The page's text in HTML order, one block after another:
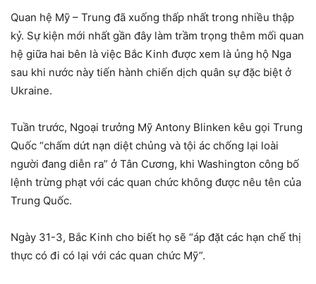
Quan hệ Mỹ – Trung đã xuống thấp nhất trong nhiều thập
kỷ. Sự kiện mới nhất gần đây làm trầm trọng thêm mối quan
hệ giữa hai bên là việc Bắc Kinh được xem là ủng hộ Nga
sau khi nước này tiến hành chiến dịch quân sự đặc biệt ở
Ukraine.
Tuần trước, Ngoại trưởng Mỹ Antony Blinken kêu gọi Trung
Quốc “chấm dứt nạn diệt chủng và tội ác chống lại loài
người đang diễn ra” ở Tân Cương, khi Washington công bố
lệnh trừng phạt với các quan chức không được nêu tên của
Trung Quốc.
Ngày 31-3, Bắc Kinh cho biết họ sẽ “áp đặt các hạn chế thị
thực có đi có lại với các quan chức Mỹ”.